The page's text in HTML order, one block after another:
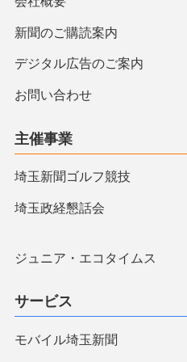
新聞のご購読案内
デジタル広告のご案内
お問い合わせ
主催事業
埼玉新聞ゴルフ競技
埼玉政経懇話会
ジュニア・エコタイムス
サービス
モバイル埼玉新聞